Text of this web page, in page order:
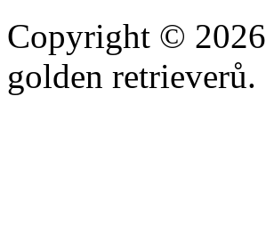
Copyright © 2026
golden retrieverů.